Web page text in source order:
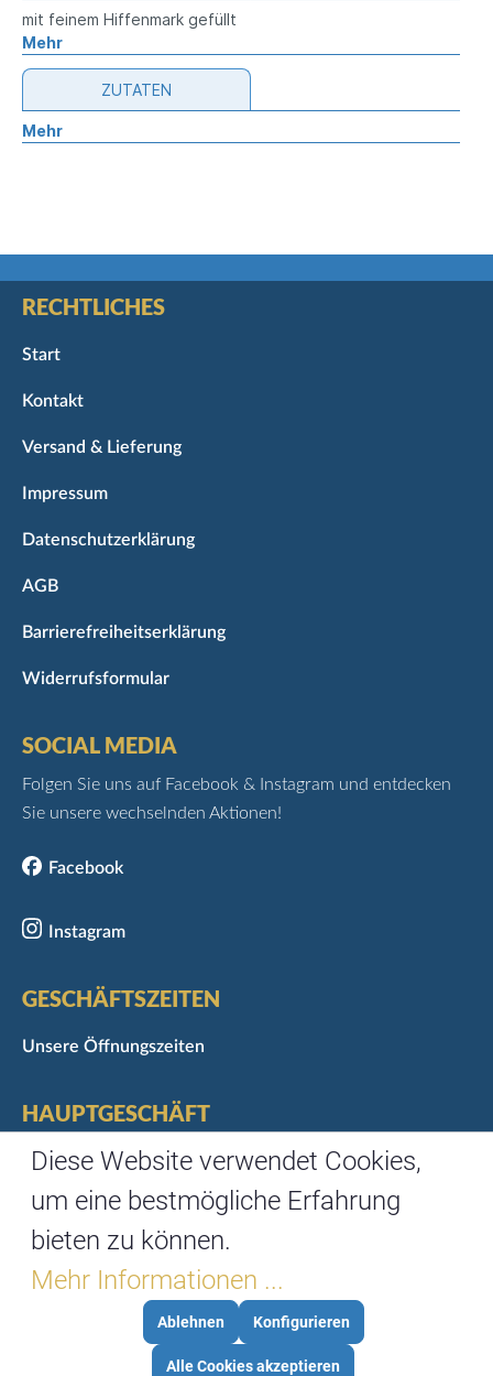
mit feinem Hiffenmark gefüllt
Mehr
ZUTATEN
Mehr
RECHTLICHES
Start
Kontakt
Versand & Lieferung
Impressum
Datenschutzerklärung
AGB
Barrierefreiheitserklärung
Widerrufsformular
GESCHÄFTSZEITEN
Unsere Öffnungszeiten
HAUPTGESCHÄFT
Marktgasse 3
Telefon: 0931/35488-0
Fax: 0931/35488-67
SOCIAL MEDIA
Folgen Sie uns auf Facebook & Instagram und entdecken
Sie unsere wechselnden Aktionen!
Facebook
Instagram
Diese Website verwendet Cookies,
um eine bestmögliche Erfahrung
bieten zu können.
Mehr Informationen ...
Ablehnen Konfigurieren
Alle Cookies akzeptieren